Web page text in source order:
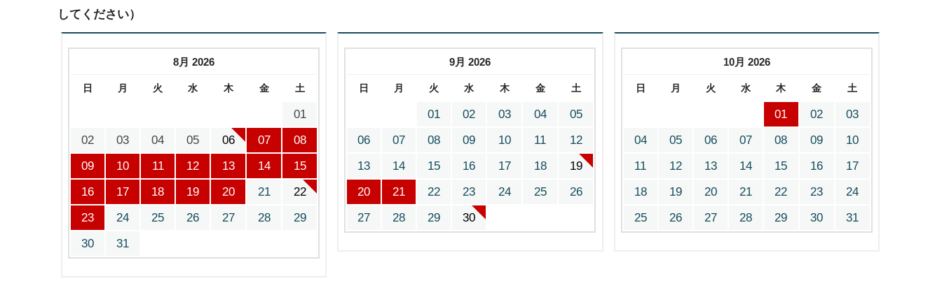
してください）
8月 2026
日 月 火 水 木 金 土
01
02
03 04 05 06 07
08
09
10 11 12 13 14
15
16
17 18 19 20 21
22
23
24 25 26 27 28
29
30
31
9月 2026
日 月 火 水 木 金 土
01 02 03 04
05
06
07 08 09 10 11
12
13
14 15 16 17 18
19
20
21 22 23 24 25
26
27
28 29 30
10月 2026
日 月 火 水 木 金 土
01 02
03
04
05 06 07 08 09
10
11
12 13 14 15 16
17
18
19 20 21 22 23
24
25
26 27 28 29 30 31